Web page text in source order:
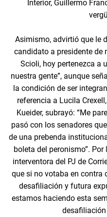
Interior, Guillermo
Asimismo, advirtió que le
candidato a presidente de
Scioli, hoy pertenezca a
nuestra gente”, aunque
la condición de ser
referencia a Lucila
Kueider, subrayó: “Me
pasó con los senadores
de una prebenda
boleta del peronismo”.
interventora del PJ de
que si no votaba en contra
desafiliación y futura
estamos haciendo esta
desafiliación